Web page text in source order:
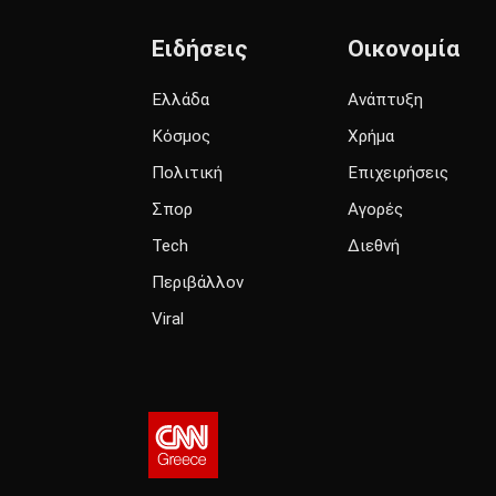
Ειδήσεις
Ελλάδα
Κόσμος
Πολιτική
Σπορ
Tech
Περιβάλλον
Viral
Οικονομία
Ανάπτυξη
Χρήμα
Επιχειρήσεις
Αγορές
Διεθνή